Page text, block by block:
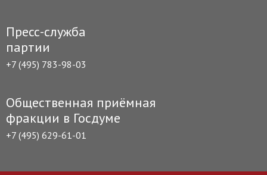
Пресс-служба
партии
+7 (495) 783-98-03
Общественная приёмная
фракции в Госдуме
+7 (495) 629-61-01